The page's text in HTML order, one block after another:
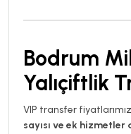
Bodrum
Yalıçiftlik
VIP transfer
sayısı ve ek